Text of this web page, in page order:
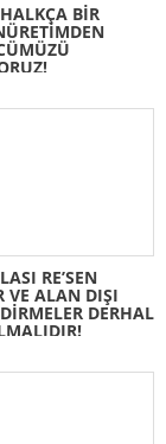
BİR
RE’SEN
VE ALAN DIŞI
DERHAL